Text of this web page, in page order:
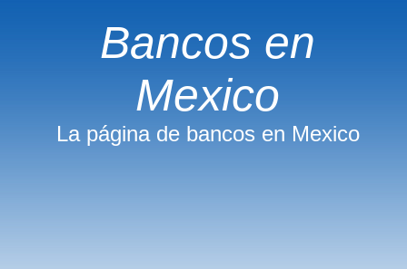
Bancos en
Mexico
La página de bancos en Mexico